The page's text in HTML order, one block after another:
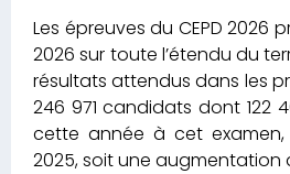
Les épreuves du CEPD 2026
2026 sur toute l’étendu du
résultats attendus dans les
246 971 candidats dont 122
cette année à cet
2025, soit une augmentation